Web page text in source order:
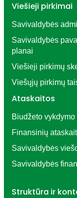
Viešieji pirkimai
Savivaldybės
Savivaldybės
planai
Viešieji pirkimų
Viešųjų pirkimų
Ataskaitos
Biudžeto
Finansinių
Savivaldybės
Savivaldybės
Struktūra ir